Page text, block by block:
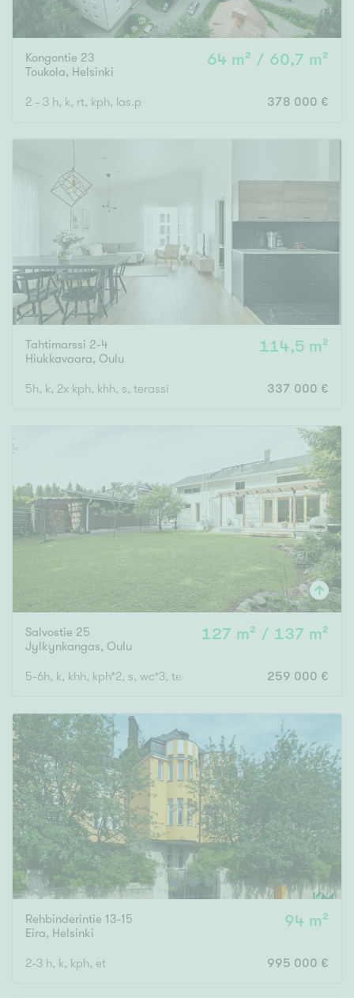
Kongontie 23
Toukola, Helsinki
64 m² / 60,7 m²
2 - 3 h, k, rt, kph, las.p 378 000 €
Tahtimarssi 2-4
Hiukkavaara, Oulu
114,5 m²
5h, k, 2x kph, khh, s, terassi 337 000 €
Salvostie 25
Jylkynkangas, Oulu
127 m² / 137 m²
5-6h, k, khh, kph*2, s, wc*3, terassi, parveke, ak259 000 €
Rehbinderintie 13-15
Eira, Helsinki
94 m²
2-3 h, k, kph, et 995 000 €